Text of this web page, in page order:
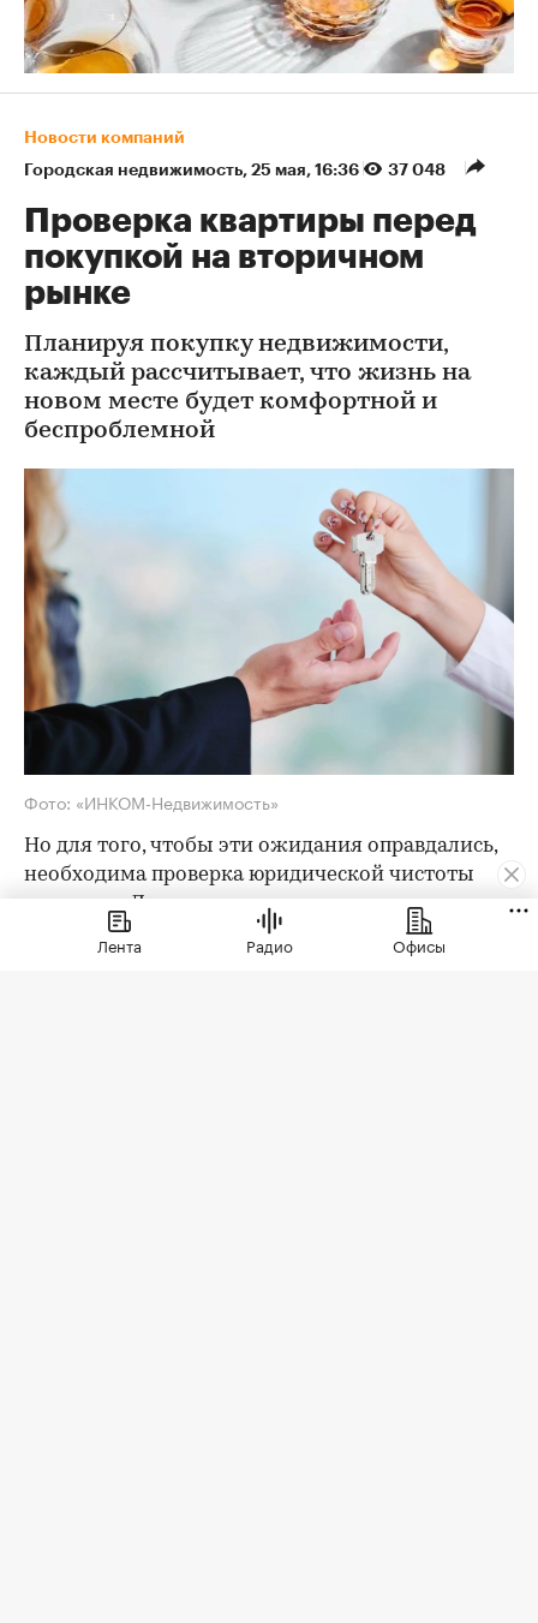
Новости компаний
Городская недвижимость⁠, 25 мая, 16:36 37 048
Проверка квартиры перед
покупкой на вторичном
рынке
Планируя покупку недвижимости,
каждый рассчитывает, что жизнь на
новом месте будет комфортной и
беспроблемной
Фото: «ИНКОМ-Недвижимость»
Но для того, чтобы эти ожидания оправдались,
необходима проверка юридической чистоты
квартиры. Для ее проведения существует
определенный чек-лист; давайте остановимся
на его основных пунктах. Итак, какие
Лента Радио Офисы